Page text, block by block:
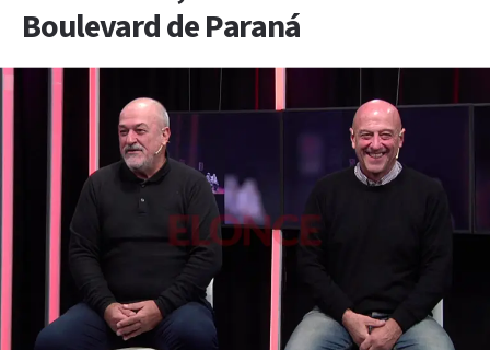
Boulevard de Paraná